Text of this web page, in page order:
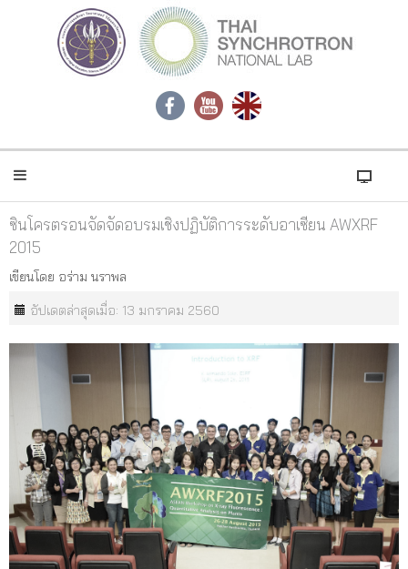
ซินโครตรอนจัดจัดอบรมเชิงปฏิบัติการระดับอาเซียน AWXRF
2015
เขียนโดย อร่าม นราพล
อัปเดตล่าสุดเมื่อ: 13 มกราคม 2560